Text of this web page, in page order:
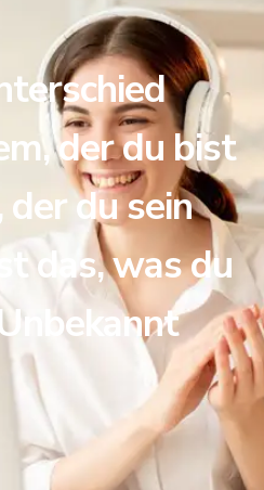
der du bist
der du sein
das, was du